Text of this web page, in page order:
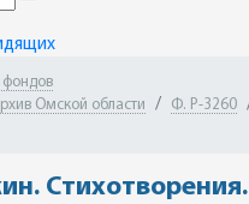
фондов
Омской области
Ф. Р-3260
Стихотворения.